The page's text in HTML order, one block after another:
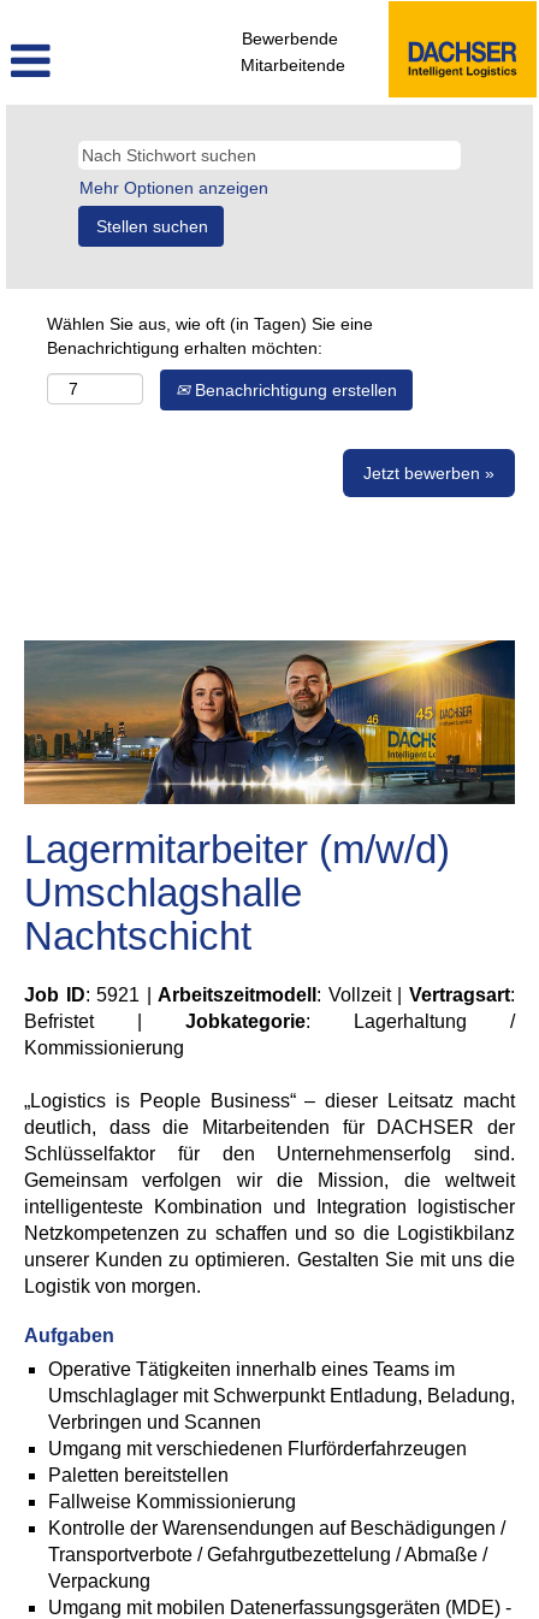
Bewerbende
Mitarbeitende
Mehr Optionen anzeigen
Wählen Sie aus, wie oft (in Tagen) Sie eine
Benachrichtigung erhalten möchten:
Benachrichtigung erstellen
Jetzt bewerben »
Lagermitarbeiter (m/w/d)
Umschlagshalle
Nachtschicht
Job ID: 5921 |Arbeitszeitmodell : Vollzeit |Vertragsart:
Befristet | Jobkategorie: Lagerhaltung /
Kommissionierung
„Logistics is People Business“ – dieser Leitsatz macht
deutlich, dass die Mitarbeitenden für DACHSER der
Schlüsselfaktor für den Unternehmenserfolg sind.
Gemeinsam verfolgen wir die Mission, die weltweit
intelligenteste Kombination und Integration logistischer
Netzkompetenzen zu schaffen und so die Logistikbilanz
unserer Kunden zu optimieren. Gestalten Sie mit uns die
Logistik von morgen.
Aufgaben
Operative Tätigkeiten innerhalb eines Teams im
Umschlaglager mit Schwerpunkt Entladung, Beladung,
Verbringen und Scannen
Umgang mit verschiedenen Flurförderfahrzeugen
Paletten bereitstellen
Fallweise Kommissionierung
Kontrolle der Warensendungen auf Beschädigungen /
Transportverbote / Gefahrgutbezettelung / Abmaße /
Verpackung
Umgang mit mobilen Datenerfassungsgeräten (MDE) -